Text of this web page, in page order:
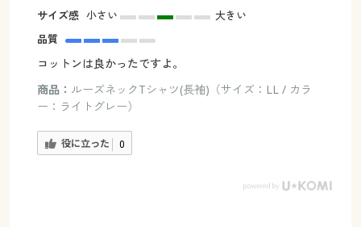
サイズ感 小さい
大きい
品質
コットンは良かったですよ。
商品： ルーズネックTシャツ(長袖)（サイズ：LL / カラ
ー：ライトグレー）
役に立った 0